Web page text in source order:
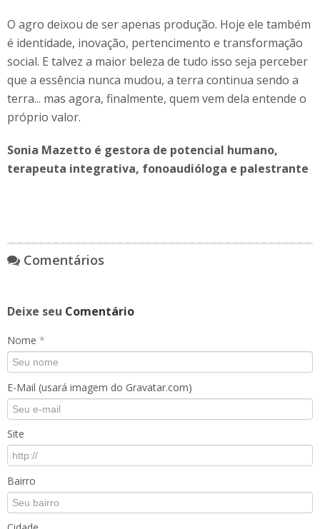
O agro deixou de ser apenas produção. Hoje ele também
é identidade, inovação, pertencimento e transformação
social. E talvez a maior beleza de tudo isso seja perceber
que a essência nunca mudou, a terra continua sendo a
terra... mas agora, finalmente, quem vem dela entende o
próprio valor.
Sonia Mazetto é gestora de potencial humano,
terapeuta integrativa, fonoaudióloga e palestrante
Comentários
Deixe seu Comentário
Nome *
E-Mail (usará imagem do Gravatar.com)
Site
Bairro